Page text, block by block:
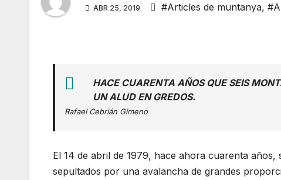
ABR 25, 2019 #Articles de muntanya,
HACE CUARENTA AÑOS QUE SEIS
UN ALUD EN GREDOS.
Rafael Cebrián Gimeno
El 14 de abril de 1979, hace ahora cuarenta
sepultados por una avalancha de grandes